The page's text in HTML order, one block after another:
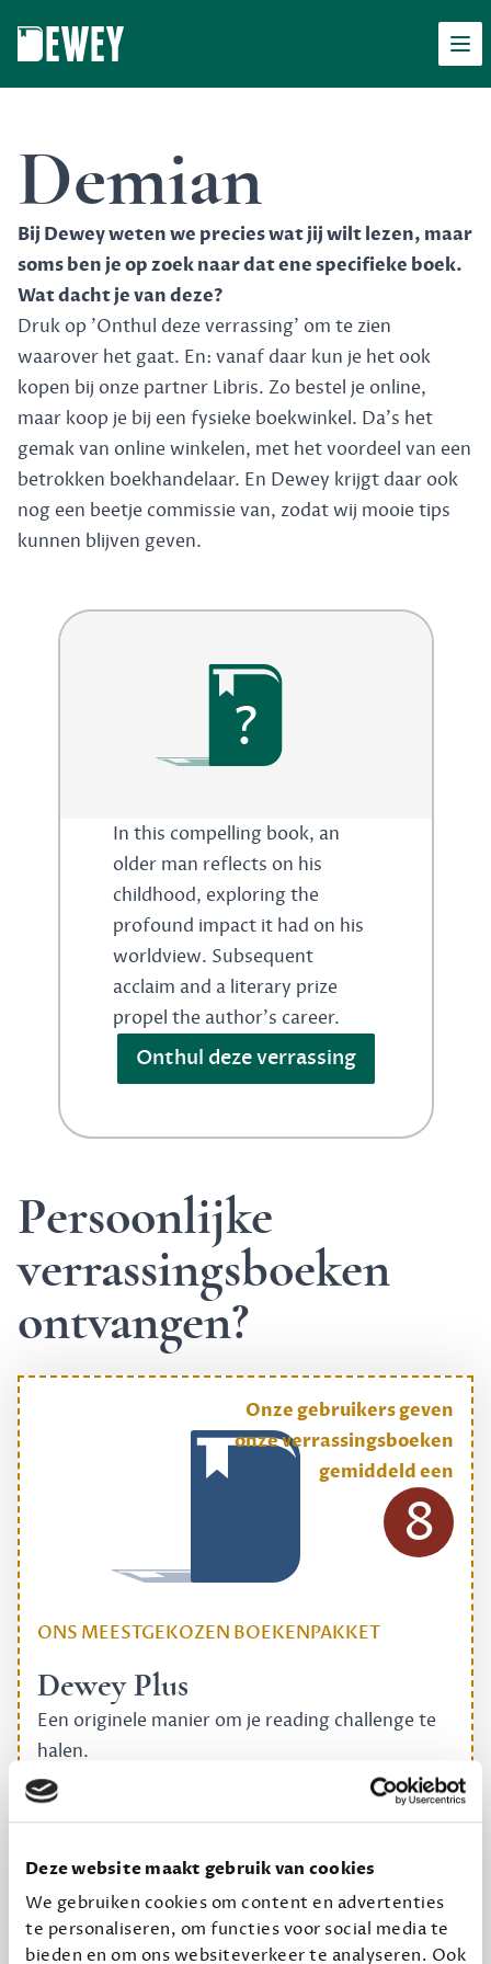
Deze website maakt gebruik van cookies
We gebruiken cookies om content en advertenties
te personaliseren, om functies voor social media te
bieden en om ons websiteverkeer te analyseren. Ook
Demian
Bij Dewey weten we precies wat jij wilt lezen, maar
soms ben je op zoek naar dat ene specifieke boek.
Wat dacht je van deze?
Druk op 'Onthul deze verrassing' om te zien
waarover het gaat. En: vanaf daar kun je het ook
kopen bij onze partner Libris. Zo bestel je online,
maar koop je bij een fysieke boekwinkel. Da's het
gemak van online winkelen, met het voordeel van een
betrokken boekhandelaar. En Dewey krijgt daar ook
nog een beetje commissie van, zodat wij mooie tips
kunnen blijven geven.
?
In this compelling book, an
older man reflects on his
childhood, exploring the
profound impact it had on his
worldview. Subsequent
acclaim and a literary prize
propel the author's career.
Onthul deze verrassing
Persoonlijke
verrassingsboeken
ontvangen?
ONS MEESTGEKOZEN BOEKENPAKKET
Dewey Plus
Een originele manier om je reading challenge te
halen.
12,50 per maand, incl. verzending
Geef cadeau
Onze gebruikers geven
onze verrassingsboeken
gemiddeld een
8